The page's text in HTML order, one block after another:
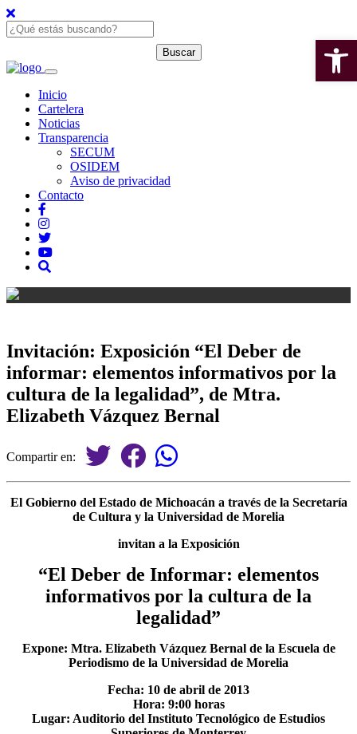
Inicio
Cartelera
Noticias
Transparencia
SECUM
OSIDEM
Aviso de privacidad
Contacto
Invitación: Exposición “El Deber de
informar: elementos informativos por la
cultura de la legalidad”, de Mtra.
Elizabeth Vázquez Bernal
Compartir en:
El Gobierno del Estado de Michoacán a través de la Secretaría
de Cultura y la Universidad de Morelia
invitan a la Exposición
“El Deber de Informar: elementos
informativos por la cultura de la
legalidad”
Expone: Mtra. Elizabeth Vázquez Bernal de la Escuela de
Periodismo de la Universidad de Morelia
Fecha: 10 de abril de 2013
Hora: 9:00 horas
Lugar: Auditorio del Instituto Tecnológico de Estudios